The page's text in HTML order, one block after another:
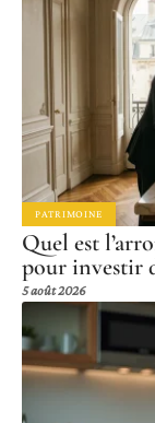
PATRIMOINE
Quel est
pour investir
5 août 2026